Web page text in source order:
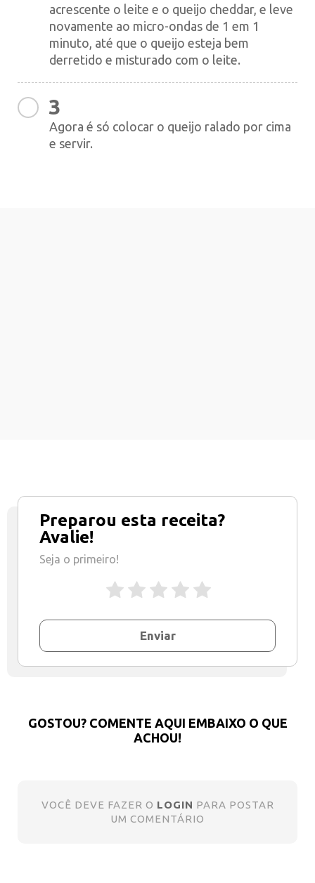
acrescente o leite e o queijo cheddar, e leve
novamente ao micro-ondas de 1 em 1
minuto, até que o queijo esteja bem
derretido e misturado com o leite.
3
Agora é só colocar o queijo ralado por cima
e servir.
Preparou esta receita?
Avalie!
Seja o primeiro!
Enviar
GOSTOU? COMENTE AQUI EMBAIXO O QUE
ACHOU!
VOCÊ DEVE FAZER O LOGIN PARA POSTAR
UM COMENTÁRIO